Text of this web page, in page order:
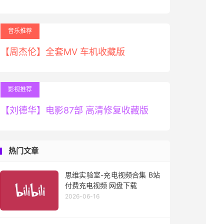
音乐推荐
【周杰伦】全套MV 车机收藏版
影视推荐
【刘德华】电影87部 高清修复收藏版
热门文章
思维实验室-充电视频合集 B站
付费充电视频 网盘下载
2026-06-16